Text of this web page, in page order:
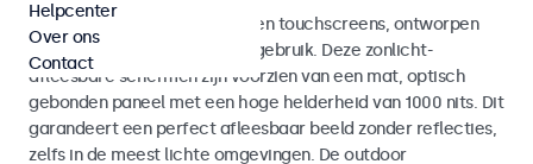
Weersbestendige monitoren en touchscreens, ontworpen
voor zowel binnen- als buitengebruik. Deze zonlicht-
afleesbare schermen zijn voorzien van een mat, optisch
gebonden paneel met een hoge helderheid van 1000 nits. Dit
garandeert een perfect afleesbaar beeld zonder reflecties,
zelfs in de meest lichte omgevingen. De outdoor
Helpcenter
Over ons
Contact